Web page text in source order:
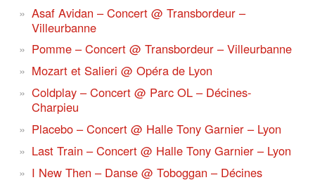
Asaf Avidan – Concert @ Transbordeur –
Villeurbanne
Pomme – Concert @ Transbordeur – Villeurbanne
Mozart et Salieri @ Opéra de Lyon
Coldplay – Concert @ Parc OL – Décines-
Charpieu
Placebo – Concert @ Halle Tony Garnier – Lyon
Last Train – Concert @ Halle Tony Garnier – Lyon
I New Then – Danse @ Toboggan – Décines